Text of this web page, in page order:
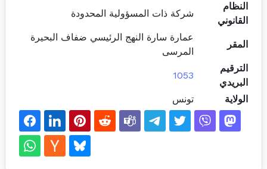
النظام
القانوني
شركة ذات المسؤولية المحدودة
المقر
عمارة سارة النهج الرئيسي ضفاف البحيرة
المرسى
الترقيم
البريدي
1053
الولاية تونس